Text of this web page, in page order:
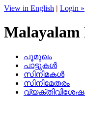
View in English | Login »
Malayalam
പൂമുഖം
പാട്ടുകള്‍
സിനിമകള്‍
സിനിമേതരം